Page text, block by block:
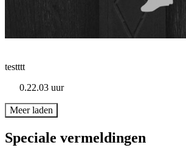
testttt
0.22.03 uur
Meer laden
Speciale vermeldingen